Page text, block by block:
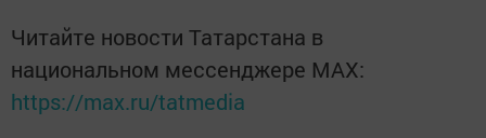
Читайте новости Татарстана в
национальном мессенджере MАХ:
https://max.ru/tatmedia